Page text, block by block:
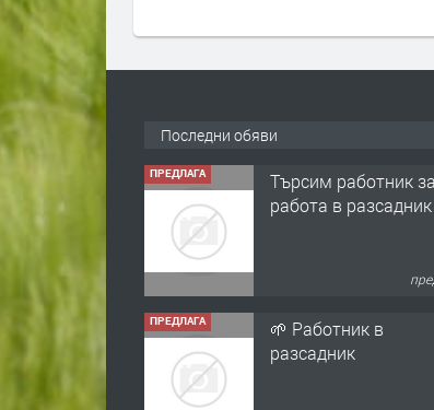
Последни обяви
ПРЕДЛАГА
ПРЕДЛАГА